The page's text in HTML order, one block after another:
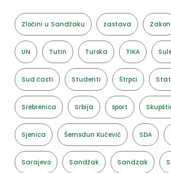
Zločini u Sandžaku zastava Zakon
UN Tutin Turska TIKA
Sud časti Studenti Štrpci
Srebrenica Srbija sport
Sjenica Šemsdun Kučević SDA
Sarajevo Sandžak Sandzak